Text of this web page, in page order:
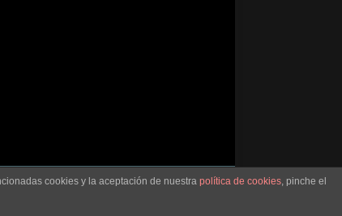
cookies y la aceptación de nuestra política de cookies, pinche el